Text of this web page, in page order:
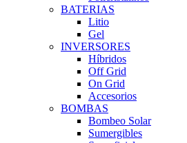
BATERIAS
Litio
Gel
INVERSORES
Híbridos
Off Grid
On Grid
Accesorios
BOMBAS
Bombeo Solar
Sumergibles